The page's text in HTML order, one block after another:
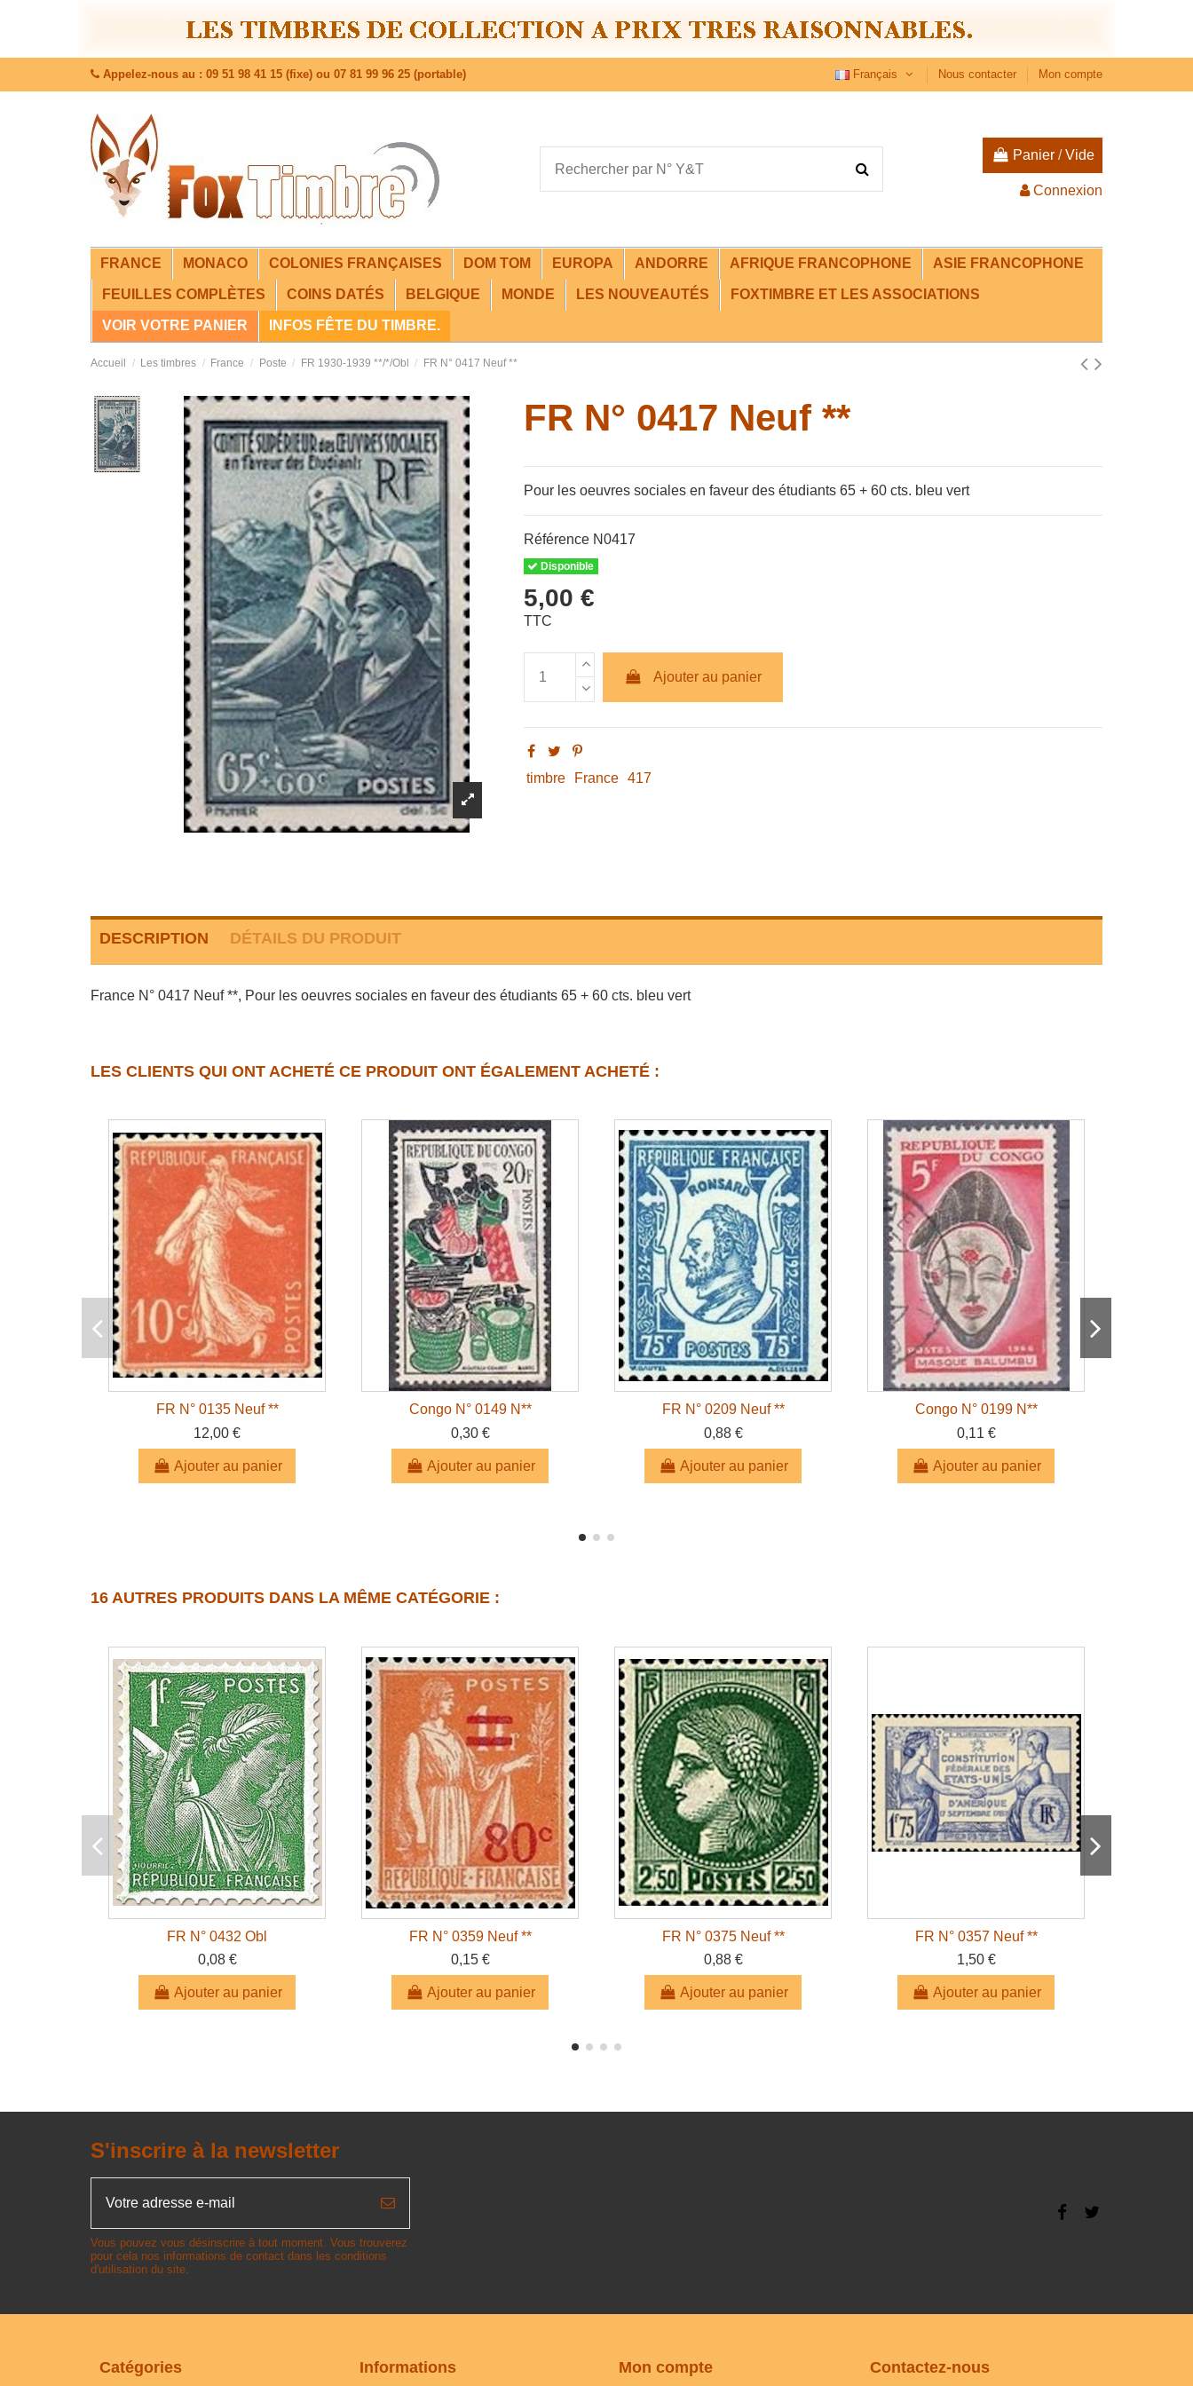
Appelez-nous au : 09 51 98 41 15 (fixe) ou 07 81 99 96 25 (portable) Français Nous contacter Mon compte
Panier /Vide
Connexion
FRANCE MONACO COLONIES FRANÇAISES DOM TOM EUROPA ANDORRE AFRIQUE FRANCOPHONE ASIE FRANCOPHONE
FEUILLES COMPLÈTES COINS DATÉS BELGIQUE MONDE LES NOUVEAUTÉS FOXTIMBRE ET LES ASSOCIATIONS
VOIR VOTRE PANIER INFOS FÊTE DU TIMBRE.
Accueil Les timbres France Poste FR 1930-1939 **/*/Obl FR N° 0417 Neuf **
FR N° 0417 Neuf **
Pour les oeuvres sociales en faveur des étudiants 65 + 60 cts. bleu vert
Référence N0417
Disponible
5,00 €
TTC
Ajouter au panier
timbre France 417
DESCRIPTION DÉTAILS DU PRODUIT
France N° 0417 Neuf **, Pour les oeuvres sociales en faveur des étudiants 65 + 60 cts. bleu vert
LES CLIENTS QUI ONT ACHETÉ CE PRODUIT ONT ÉGALEMENT ACHETÉ :
FR N° 0135 Neuf **
12,00 €
Ajouter au panier
Congo N° 0149 N**
0,30 €
Ajouter au panier
FR N° 0209 Neuf **
0,88 €
Ajouter au panier
Congo N° 0199 N**
0,11 €
Ajouter au panier
16 AUTRES PRODUITS DANS LA MÊME CATÉGORIE :
FR N° 0432 Obl
0,08 €
Ajouter au panier
FR N° 0359 Neuf **
0,15 €
Ajouter au panier
FR N° 0375 Neuf **
0,88 €
Ajouter au panier
FR N° 0357 Neuf **
1,50 €
Ajouter au panier
S'inscrire à la newsletter
Vous pouvez vous désinscrire à tout moment. Vous trouverez
pour cela nos informations de contact dans les conditions
d'utilisation du site.
Catégories Informations Mon compte Contactez-nous